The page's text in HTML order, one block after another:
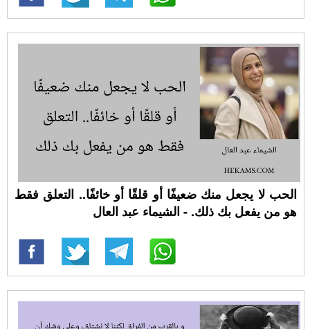
الحب لا يجعل منك ضعيفًا أو قلقًا أو خائفًا.. التعلق فقط
هو من يفعل بك ذلك. - الشيماء عبد العال